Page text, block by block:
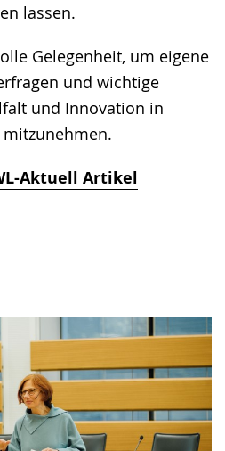
lassen.
Gelegenheit, um eigene
und wichtige
und Innovation in
Aktuell Artikel